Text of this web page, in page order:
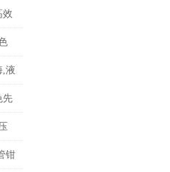
效
,液
格
先
钳